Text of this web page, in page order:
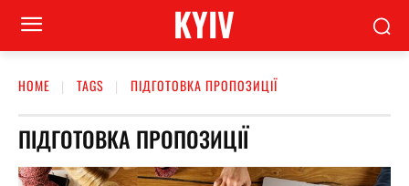
KYIV
HOME TAGS ПІДГОТОВКА ПРОПОЗИЦІЇ
ПІДГОТОВКА ПРОПОЗИЦІЇ